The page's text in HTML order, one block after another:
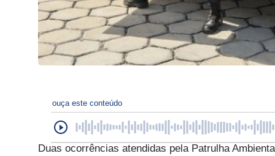
ouça este conteúdo
Duas ocorrências atendidas pela Patrulha